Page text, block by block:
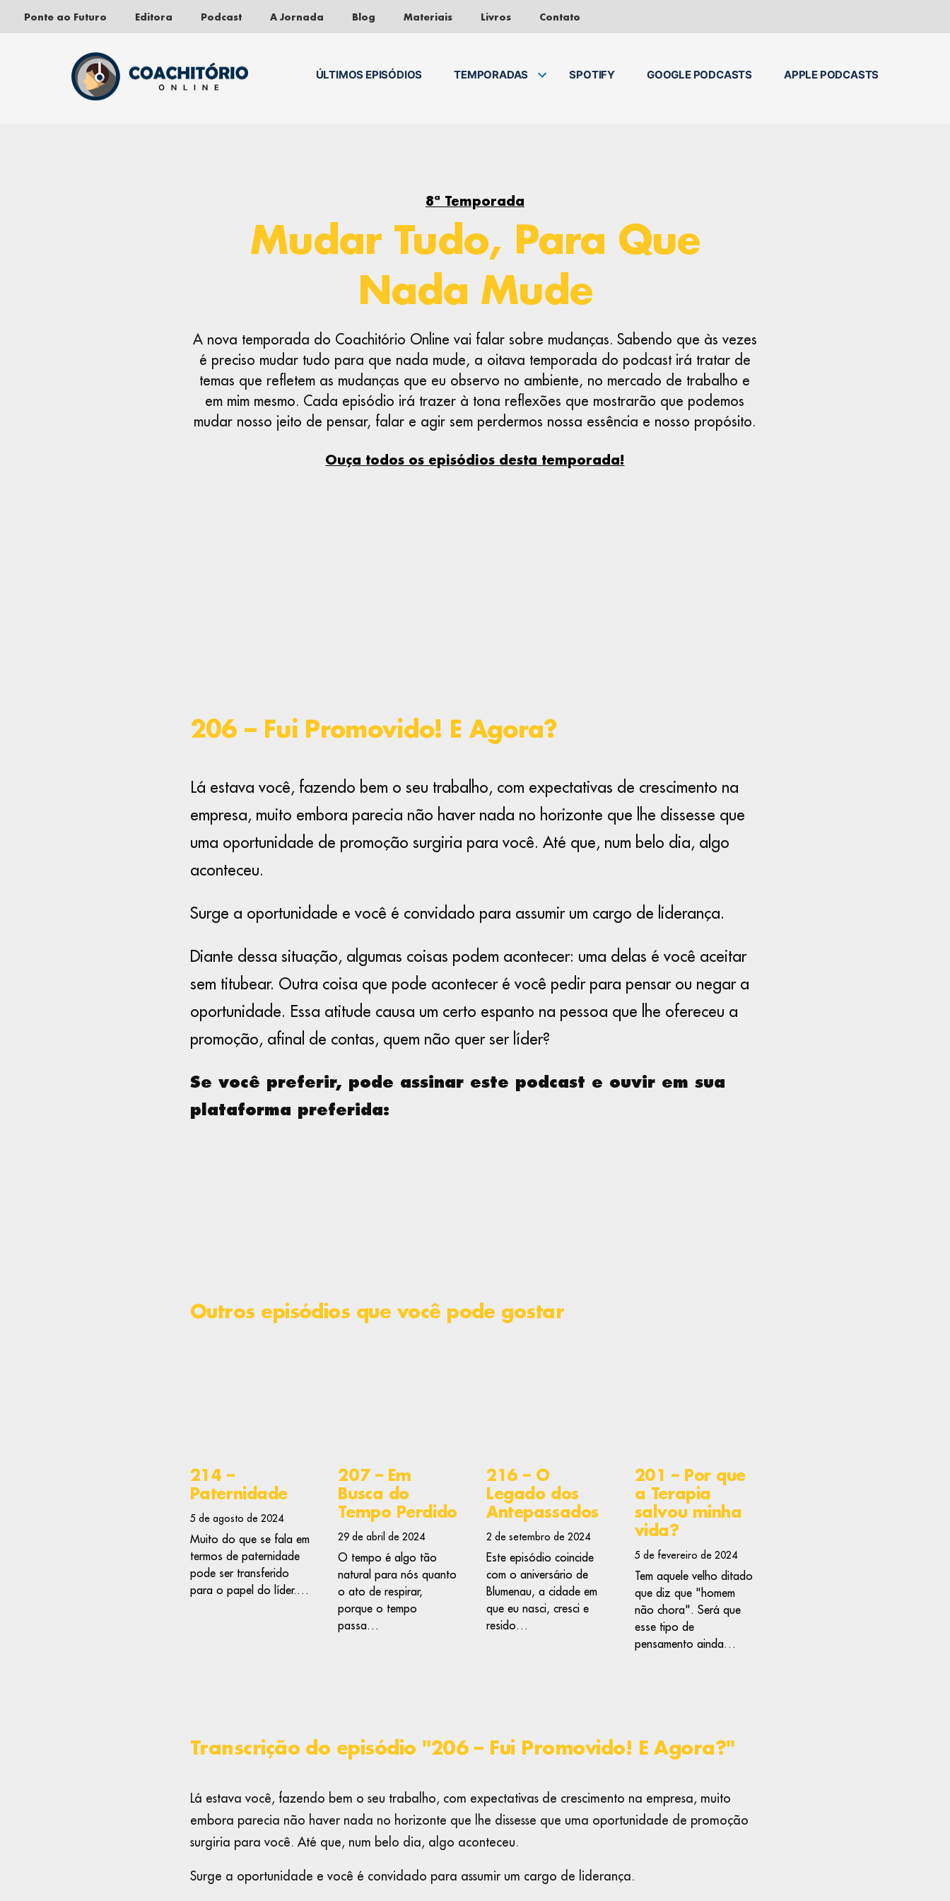
Ponte ao Futuro Editora Podcast A Jornada Blog Materiais Livros Contato
ÚLTIMOS EPISÓDIOS TEMPORADAS SPOTIFY GOOGLE PODCASTS APPLE PODCASTS
8ª Temporada
Mudar Tudo, Para Que
Nada Mude
A nova temporada do Coachitório Online vai falar sobre mudanças. Sabendo que às vezes
é preciso mudar tudo para que nada mude, a oitava temporada do podcast irá tratar de
temas que refletem as mudanças que eu observo no ambiente, no mercado de trabalho e
em mim mesmo. Cada episódio irá trazer à tona reflexões que mostrarão que podemos
mudar nosso jeito de pensar, falar e agir sem perdermos nossa essência e nosso propósito.
Ouça todos os episódios desta temporada!
206 – Fui Promovido! E Agora?
Lá estava você, fazendo bem o seu trabalho, com expectativas de crescimento na
empresa, muito embora parecia não haver nada no horizonte que lhe dissesse que
uma oportunidade de promoção surgiria para você. Até que, num belo dia, algo
aconteceu.
Surge a oportunidade e você é convidado para assumir um cargo de liderança.
Diante dessa situação, algumas coisas podem acontecer: uma delas é você aceitar
sem titubear. Outra coisa que pode acontecer é você pedir para pensar ou negar a
oportunidade. Essa atitude causa um certo espanto na pessoa que lhe ofereceu a
promoção, afinal de contas, quem não quer ser líder?
Se você preferir, pode assinar este podcast e ouvir em sua
plataforma preferida:
Outros episódios que você pode gostar
214 –
Paternidade
5 de agosto de 2024
Muito do que se fala em
termos de paternidade
pode ser transferido
para o papel do líder.…
207 – Em
Busca do
Tempo Perdido
29 de abril de 2024
O tempo é algo tão
natural para nós quanto
o ato de respirar,
porque o tempo
passa…
216 – O
Legado dos
Antepassados
2 de setembro de 2024
Este episódio coincide
com o aniversário de
Blumenau, a cidade em
que eu nasci, cresci e
resido…
201 – Por que
a Terapia
salvou minha
vida?
5 de fevereiro de 2024
Tem aquele velho ditado
que diz que "homem
não chora". Será que
esse tipo de
pensamento ainda…
Transcrição do episódio "206 – Fui Promovido! E Agora?"
Lá estava você, fazendo bem o seu trabalho, com expectativas de crescimento na empresa, muito
embora parecia não haver nada no horizonte que lhe dissesse que uma oportunidade de promoção
surgiria para você. Até que, num belo dia, algo aconteceu.
Surge a oportunidade e você é convidado para assumir um cargo de liderança.